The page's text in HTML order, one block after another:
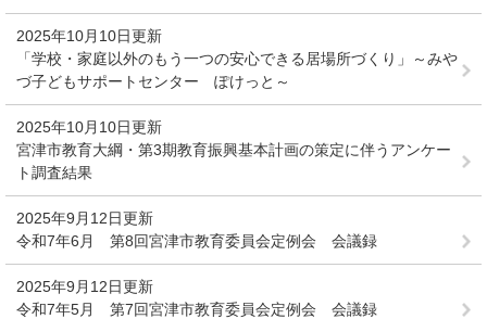
2025年10月10日更新
「学校・家庭以外のもう一つの安心できる居場所づくり」～みや
づ子どもサポートセンター ぽけっと～
2025年10月10日更新
宮津市教育大綱・第3期教育振興基本計画の策定に伴うアンケー
ト調査結果
2025年9月12日更新
令和7年6月 第8回宮津市教育委員会定例会 会議録
2025年9月12日更新
令和7年5月 第7回宮津市教育委員会定例会 会議録